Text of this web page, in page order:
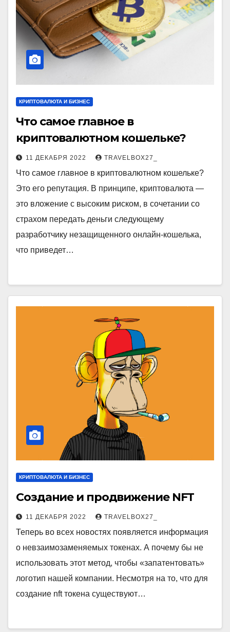
КРИПТОВАЛЮТА И БИЗНЕС
Что самое главное в
криптовалютном кошельке?
11 ДЕКАБРЯ 2022 TRAVELBOX27_
Что самое главное в криптовалютном кошельке?
Это его репутация. В принципе, криптовалюта —
это вложение с высоким риском, в сочетании со
страхом передать деньги следующему
разработчику незащищенного онлайн-кошелька,
что приведет…
КРИПТОВАЛЮТА И БИЗНЕС
Создание и продвижение NFT
11 ДЕКАБРЯ 2022 TRAVELBOX27_
Теперь во всех новостях появляется информация
о невзаимозаменяемых токенах. А почему бы не
использовать этот метод, чтобы «запатентовать»
логотип нашей компании. Несмотря на то, что для
создание nft токена существуют…